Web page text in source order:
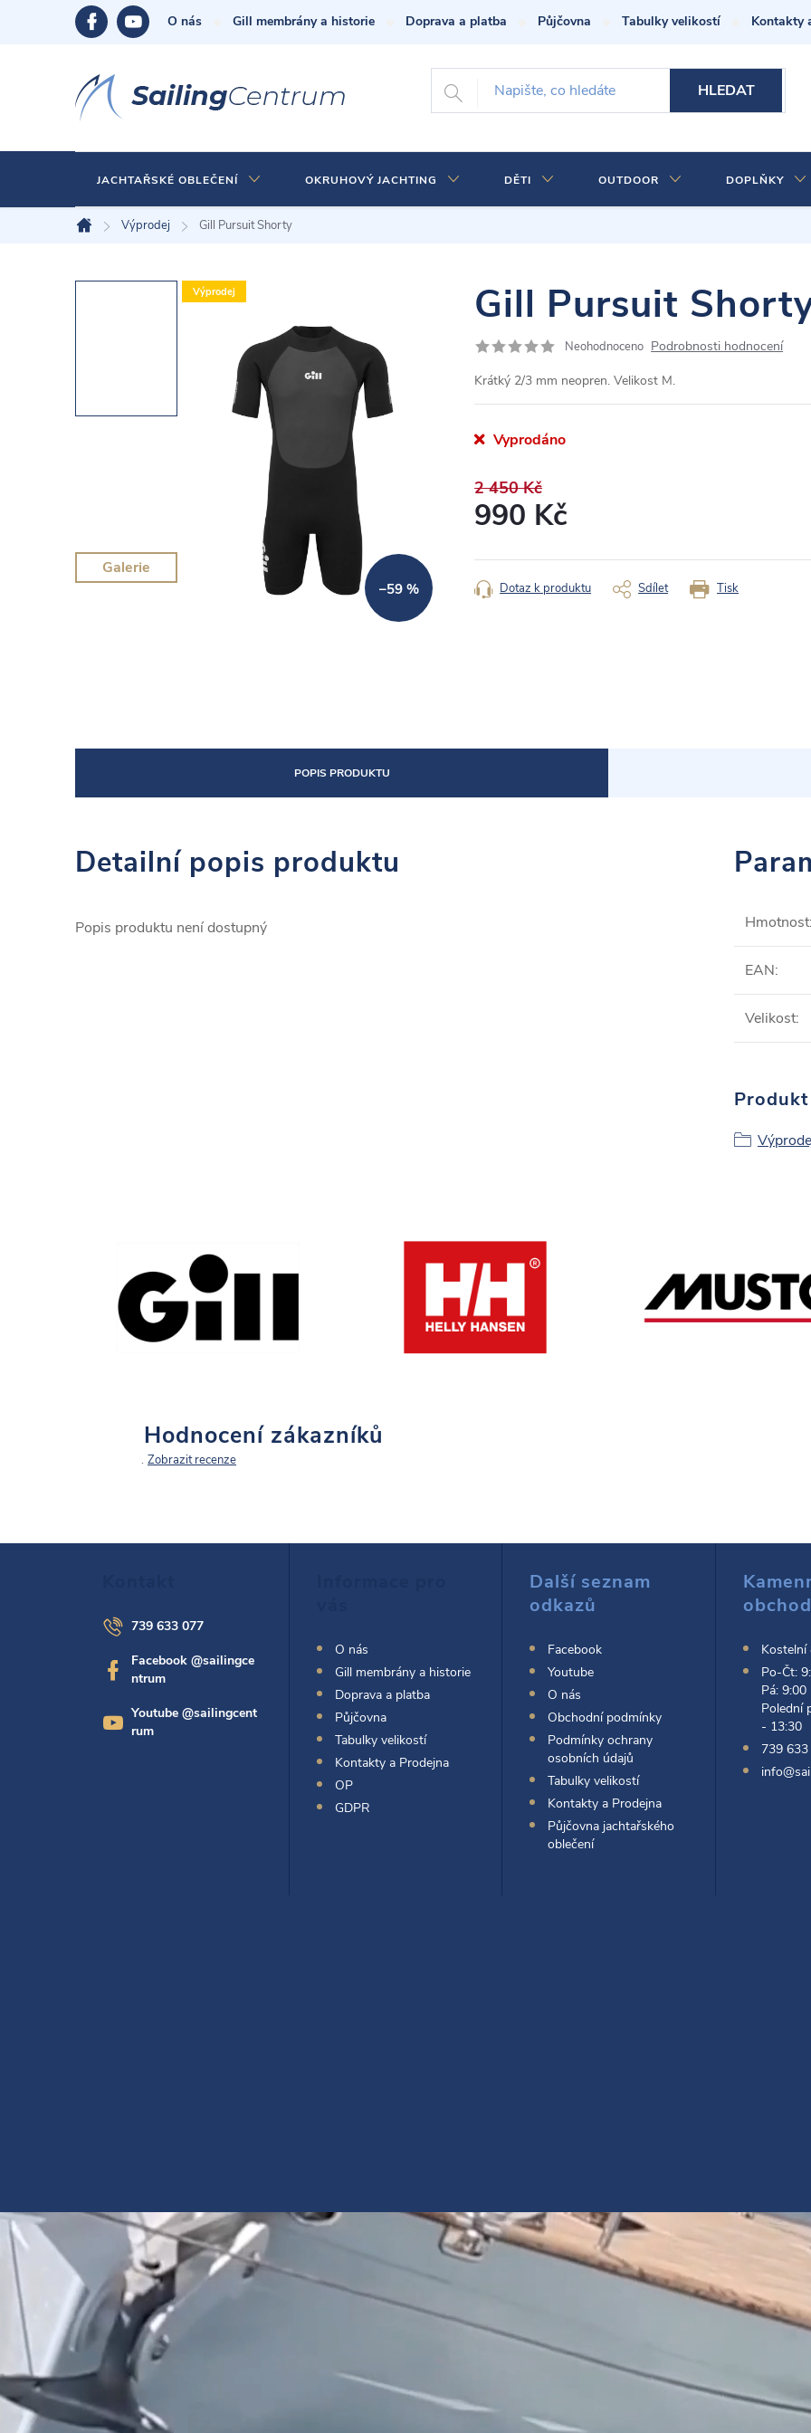
O nás Gill membrány a historie Doprava a platba Půjčovna Tabulky velikostí Kontakty
HLEDAT
JACHTAŘSKÉ OBLEČENÍ OKRUHOVÝ JACHTING DĚTI OUTDOOR DOPLŇKY
Domů
Výprodej Gill Pursuit Shorty
Výprodej
–59 %
Galerie
Gill Pursuit
Neohodnoceno Podrobnosti hodnocení
Krátký 2/3 mm neopren. Velikost M.
Vyprodáno
2 450 Kč
990 Kč
cena:
Tisk
Dotaz k produktu Sdílet
POPIS PRODUKTU
Detailní popis produktu
Popis produktu není dostupný Hmotnost
EAN:
Velikost:
Hodnocení zákazníků
Zobrazit recenze
739 633 077
Facebook @sailingce
ntrum
Youtube @sailingcent
rum
O nás
Gill membrány a historie
Doprava a platba
Půjčovna
Tabulky velikostí
Kontakty a Prodejna
OP
GDPR
Další seznam
odkazů
Facebook
Youtube
O nás
Obchodní podmínky
Podmínky ochrany
osobních údajů
Tabulky velikostí
Kontakty a Prodejna
Půjčovna jachtařského
oblečení
obchod
Kostelní
Po-Čt:
Pá:
Polední
- 13:30
739